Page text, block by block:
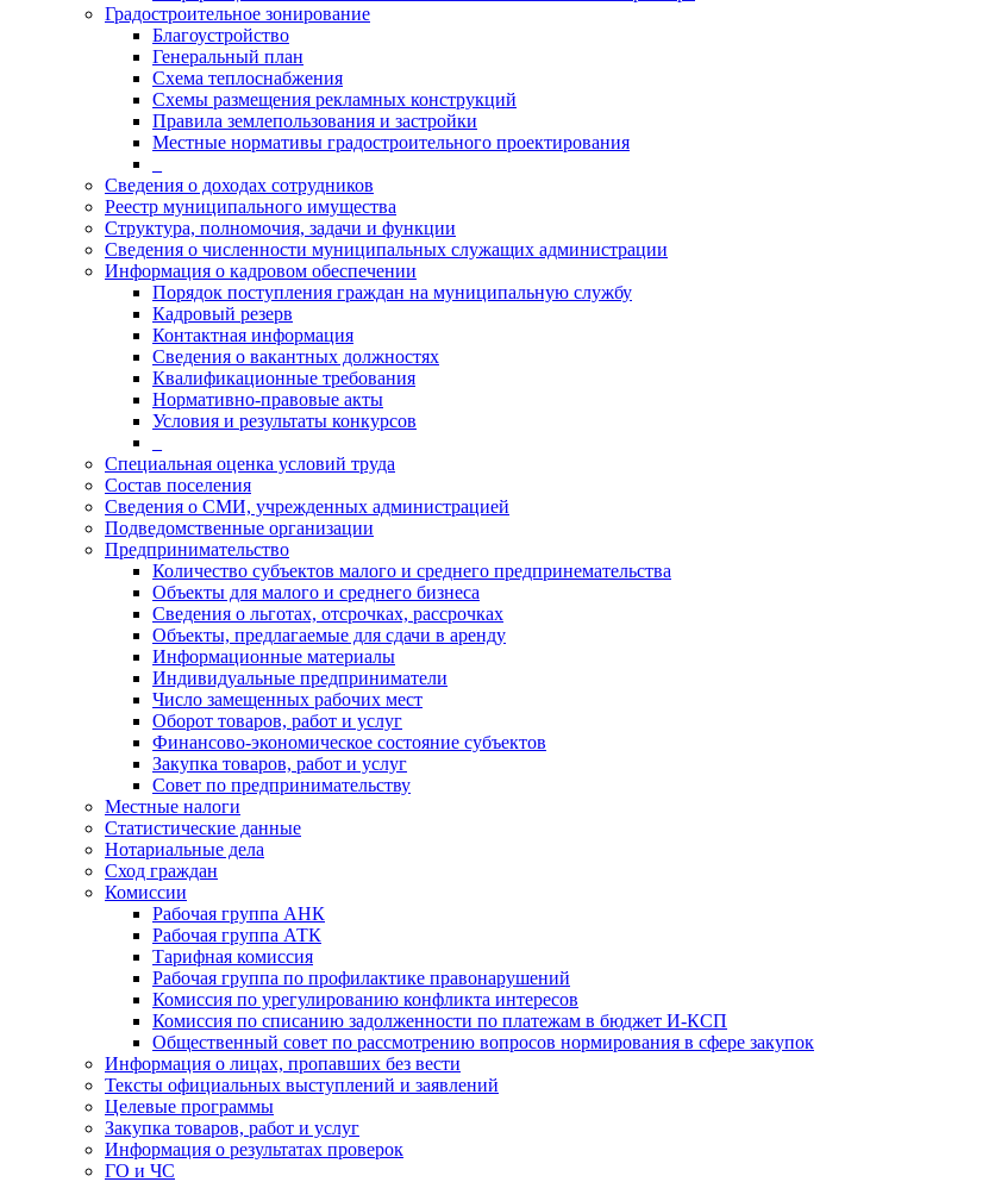
Градостроительное зонирование
Благоустройство
Генеральный план
Схема теплоснабжения
Схемы размещения рекламных конструкций
Правила землепользования и застройки
Местные нормативы градостроительного проектирования
Сведения о доходах сотрудников
Реестр муниципального имущества
Структура, полномочия, задачи и функции
Сведения о численности муниципальных служащих администрации
Информация о кадровом обеспечении
Порядок поступления граждан на муниципальную службу
Кадровый резерв
Контактная информация
Сведения о вакантных должностях
Квалификационные требования
Нормативно-правовые акты
Условия и результаты конкурсов
Специальная оценка условий труда
Состав поселения
Сведения о СМИ, учрежденных администрацией
Подведомственные организации
Предпринимательство
Количество субъектов малого и среднего предпринемательства
Объекты для малого и среднего бизнеса
Сведения о льготах, отсрочках, рассрочках
Объекты, предлагаемые для сдачи в аренду
Информационные материалы
Индивидуальные предприниматели
Число замещенных рабочих мест
Оборот товаров, работ и услуг
Финансово-экономическое состояние субъектов
Закупка товаров, работ и услуг
Совет по предпринимательству
Местные налоги
Статистические данные
Нотариальные дела
Сход граждан
Комиссии
Рабочая группа АНК
Рабочая группа АТК
Тарифная комиссия
Рабочая группа по профилактике правонарушений
Комиссия по урегулированию конфликта интересов
Комиссия по списанию задолженности по платежам в бюджет И-КСП
Общественный совет по рассмотрению вопросов нормирования в сфере закупок
Информация о лицах, пропавших без вести
Тексты официальных выступлений и заявлений
Целевые программы
Закупка товаров, работ и услуг
Информация о результатах проверок
ГО и ЧС